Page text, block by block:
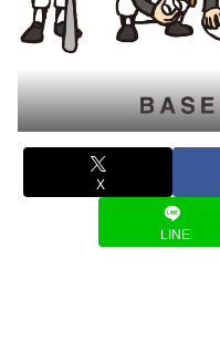
X
LINE